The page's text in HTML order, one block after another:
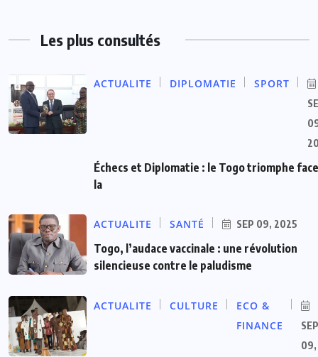
Les plus consultés
ACTUALITE DIPLOMATIE SPORT
Échecs et Diplomatie : le Togo triomphe
la
ACTUALITE SANTÉ SEP 09, 2025
Togo, l’audace vaccinale : une révolution
silencieuse contre le paludisme
ACTUALITE CULTURE
ECO &
FINANCE
SEP
09,